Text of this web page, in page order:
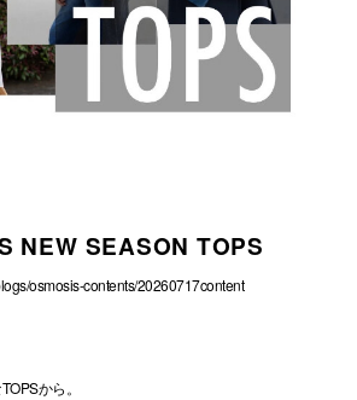
NEW SEASON TOPS
osmosis-contents/20260717content
から。